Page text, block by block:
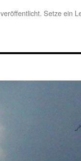
veröffentlicht. Setze ein